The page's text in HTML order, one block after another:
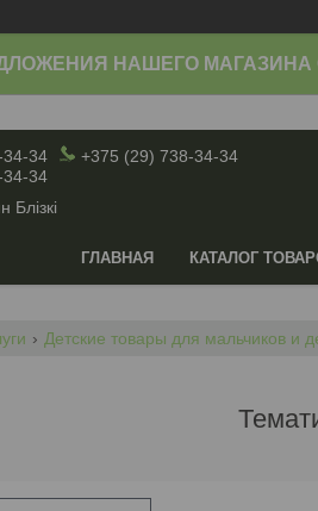
НАШЕГО МАГАЗИНА
34
+375 (29) 738-34-34
34
Блiзкi
ГЛАВНАЯ КАТАЛОГ
Детские товары для мальчиков и